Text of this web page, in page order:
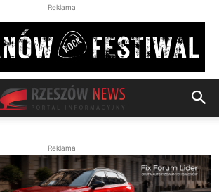
Reklama
Reklama